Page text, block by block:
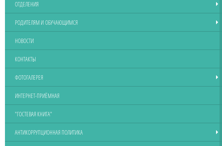
ОТДЕЛЕНИЯ
РОДИТЕЛЯМ И ОБУЧАЮЩИМСЯ
НОВОСТИ
КОНТАКТЫ
ФОТОГАЛЕРЕЯ
ИНТЕРНЕТ-ПРИЁМНАЯ
"ГОСТЕВАЯ КНИГА"
АНТИКОРРУПЦИОННАЯ ПОЛИТИКА